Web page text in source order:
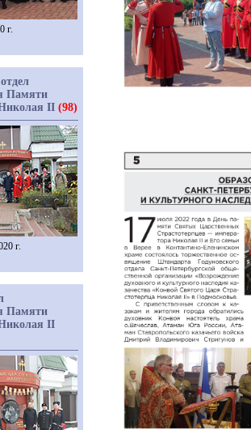
г.
Памяти
II (98)
г.
Памяти
II